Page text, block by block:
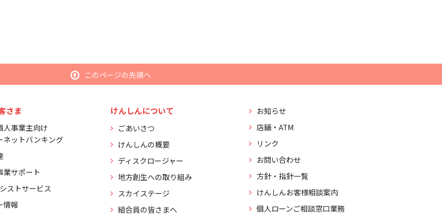
このページの先頭へ
さま
人事業主向け
ネットバンキング
業サポート
ストサービス
情報
けんしんについて
ごあいさつ
けんしんの概要
ディスクロージャー
地方創生への取り組み
スカイステージ
組合員の皆さまへ
お知らせ
店舗・ATM
リンク
お問い合わせ
方針・指針一覧
けんしんお客様相談案内
個人ローンご相談窓口業務